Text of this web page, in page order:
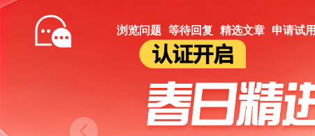
Prev
浏览问题 等待回复 精选文章 申请试用